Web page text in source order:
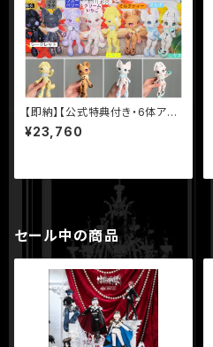
【即納】【公式特典付き・6体アソ
ートセット】【UMA】シリーズ 1/1
2 BJD ブラインドドール UFdol
¥23,760
セール中の商品